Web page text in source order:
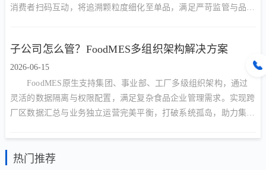
消费者扫码互动，将追溯颗粒度细化至单品，满足严苛监管与品牌
子公司怎么管？FoodMES多组织架构解决方案
2026-06-15
FoodMES原生支持集团、事业部、工厂多级组织架构，通过
灵活的数据隔离与权限配置，满足复杂食品企业管理需求。实现跨
厂区数据汇总与业务独立运营完美平衡，打破系统孤岛，助力集团
热门推荐